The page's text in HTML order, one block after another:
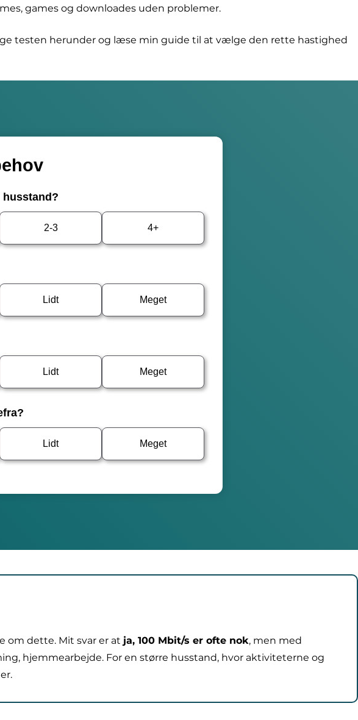
games og downloades uden problemer.
testen herunder og læse min guide til at vælge den rette hastighed
2-3 4+
Lidt Meget
Lidt Meget
Lidt Meget
om dette. Mit svar er at ja, 100 Mbit/s er ofte nok, men med
hjemmearbejde. For en større husstand, hvor aktiviteterne og